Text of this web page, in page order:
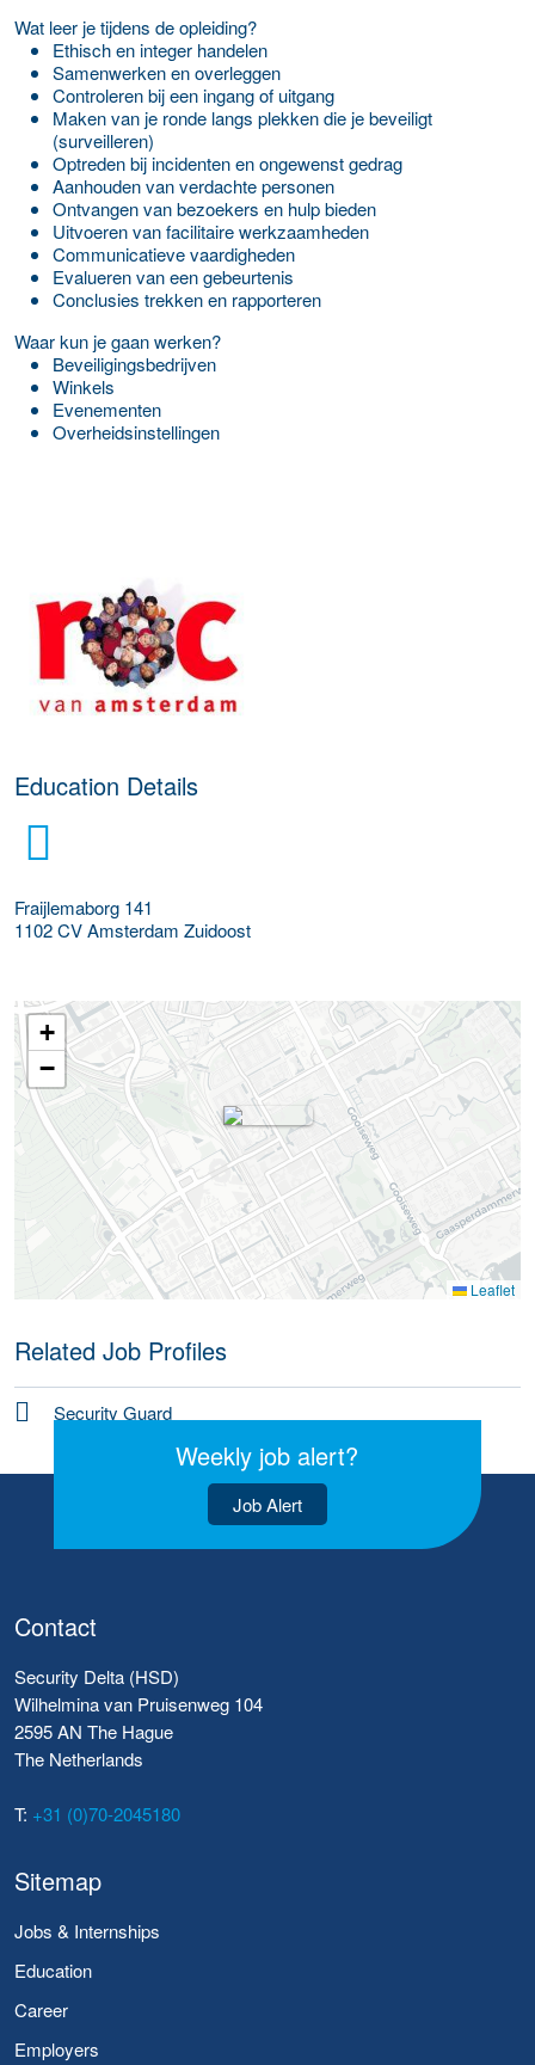
Wat leer je tijdens de opleiding?
Ethisch en integer handelen
Samenwerken en overleggen
Controleren bij een ingang of uitgang
Maken van je ronde langs plekken die je beveiligt
(surveilleren)
Optreden bij incidenten en ongewenst gedrag
Aanhouden van verdachte personen
Ontvangen van bezoekers en hulp bieden
Uitvoeren van facilitaire werkzaamheden
Communicatieve vaardigheden
Evalueren van een gebeurtenis
Conclusies trekken en rapporteren
Waar kun je gaan werken?
Beveiligingsbedrijven
Winkels
Evenementen
Overheidsinstellingen
about this provider
Education Details
Fraijlemaborg 141
1102 CVAmsterdam Zuidoost
+
−
Leaflet
Related Job Profiles
Security Guard
Weekly job alert?
Job Alert
Contact
Security Delta (HSD)
Wilhelmina van Pruisenweg 104
2595 AN The Hague
The Netherlands
T: +31 (0)70-2045180
Sitemap
Jobs & Internships
Education
Career
Employers